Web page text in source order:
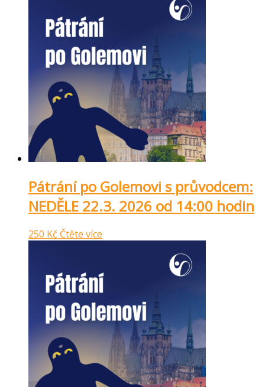
Pátrání po Golemovi s průvodcem:
NEDĚLE 22.3. 2026 od 14:00 hodin
250 Kč Čtěte více